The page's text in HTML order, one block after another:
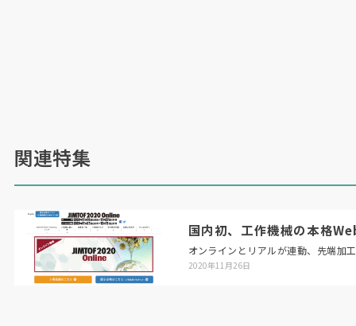
関連特集
国内初、工作機械の本格
オンラインとリアルが連動、先端加
2020年11月26日